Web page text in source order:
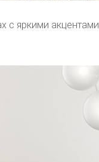
с яркими акцентами